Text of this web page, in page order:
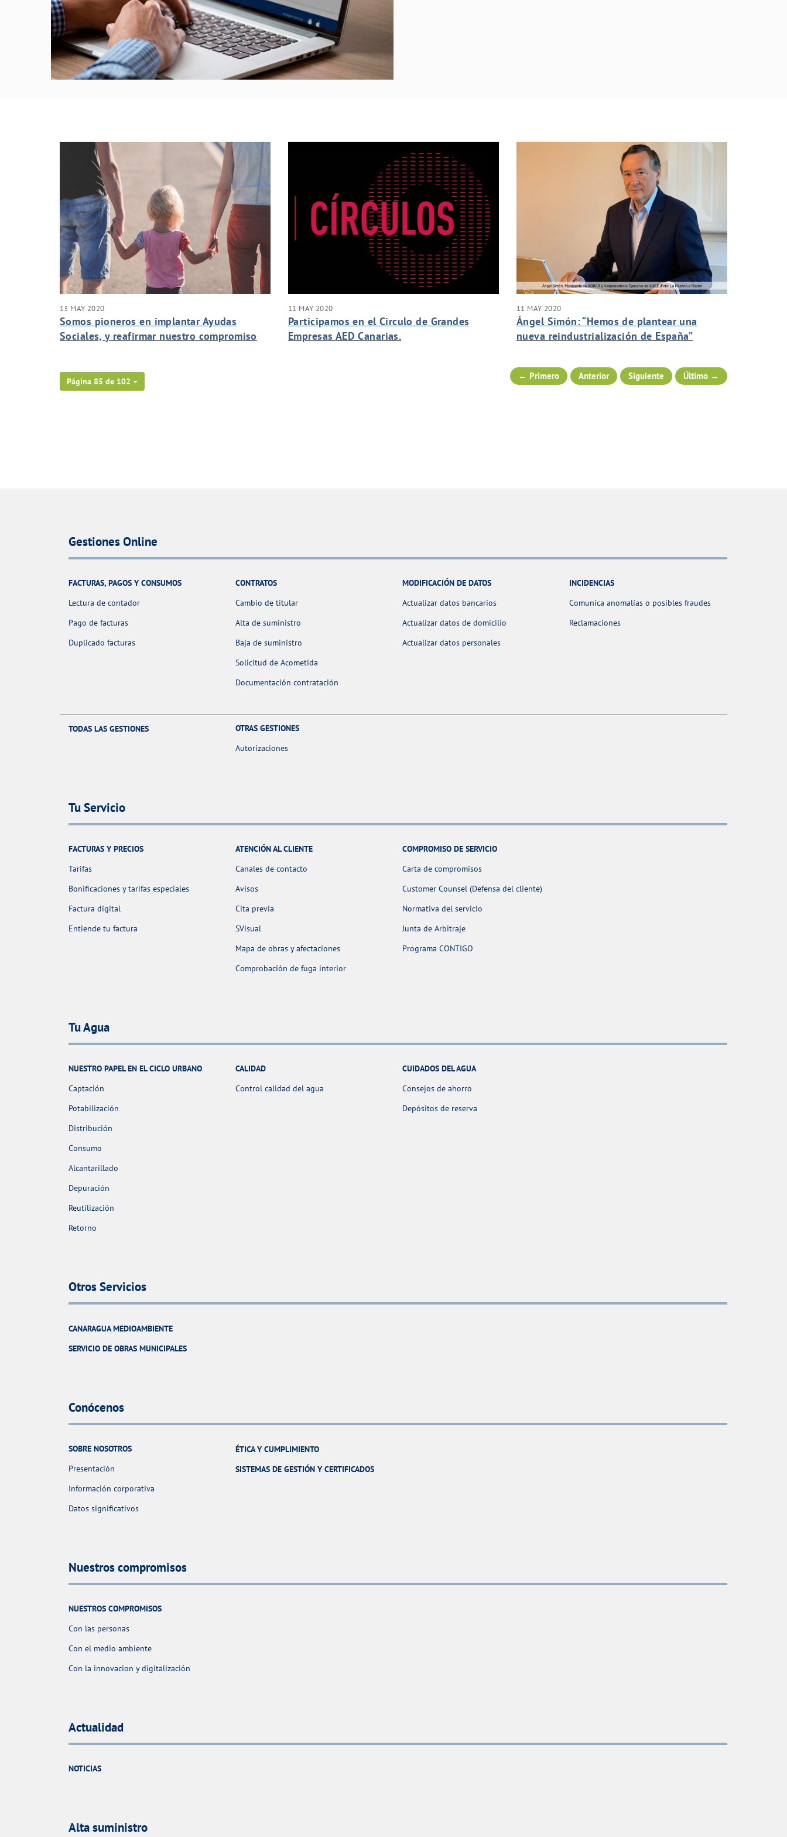
13 MAY 2020
Somos pioneros en implantar Ayudas
Sociales, y reafirmar nuestro compromiso
11 MAY 2020
Participamos en el Circulo de Grandes
Empresas AED Canarias.
11 MAY 2020
Ángel Simón: “Hemos de plantear una
nueva reindustrialización de España”
Página 85 de 102
← Primero Anterior Siguiente Último →
Gestiones Online
FACTURAS, PAGOS Y CONSUMOS
Lectura de contador
Pago de facturas
Duplicado facturas
CONTRATOS
Cambio de titular
Alta de suministro
Baja de suministro
Solicitud de Acometida
Documentación contratación
MODIFICACIÓN DE DATOS
Actualizar datos bancarios
Actualizar datos de domicilio
Actualizar datos personales
INCIDENCIAS
Comunica anomalías o posibles fraudes
Reclamaciones
TODAS LAS GESTIONES
OTRAS GESTIONES
Autorizaciones
Tu Servicio
FACTURAS Y PRECIOS
Tarifas
Bonificaciones y tarifas especiales
Factura digital
Entiende tu factura
ATENCIÓN AL CLIENTE
Canales de contacto
Avisos
Cita previa
SVisual
Mapa de obras y afectaciones
Comprobación de fuga interior
COMPROMISO DE SERVICIO
Carta de compromisos
Customer Counsel (Defensa del cliente)
Normativa del servicio
Junta de Arbitraje
Programa CONTIGO
Tu Agua
NUESTRO PAPEL EN EL CICLO URBANO
Captación
Potabilización
Distribución
Consumo
Alcantarillado
Depuración
Reutilización
Retorno
CALIDAD
Control calidad del agua
CUIDADOS DEL AGUA
Consejos de ahorro
Depósitos de reserva
Otros Servicios
CANARAGUA MEDIOAMBIENTE
SERVICIO DE OBRAS MUNICIPALES
Conócenos
SOBRE NOSOTROS
Presentación
Información corporativa
Datos significativos
ÉTICA Y CUMPLIMIENTO
SISTEMAS DE GESTIÓN Y CERTIFICADOS
Nuestros compromisos
NUESTROS COMPROMISOS
Con las personas
Con el medio ambiente
Con la innovacion y digitalización
Actualidad
NOTICIAS
Alta suministro